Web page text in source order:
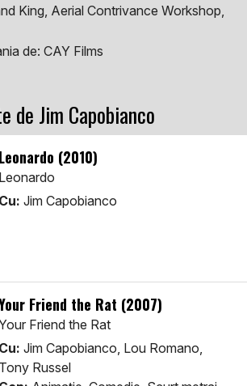
King, Aerial Contrivance Workshop,
de: CAY Films
de Jim Capobianco
Leonardo (2010)
Leonardo
Cu: Jim Capobianco
Friend the Rat (2007)
Friend the Rat
Cu: Jim Capobianco, Lou Romano,
Tony Russel